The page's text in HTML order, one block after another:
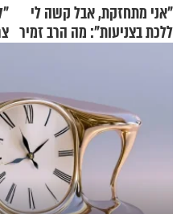
"אני מתחזקת, אבל קשה לי
ללכת בצניעות": מה הרב זמיר